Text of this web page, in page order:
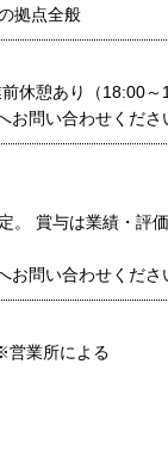
拠点全般
休憩あり（18:00～
問い合わせくださ
。 賞与は業績・評
問い合わせくださ
営業所による